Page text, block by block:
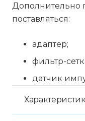
Дополнительно
поставляться:
адаптер;
фильтр-
датчик